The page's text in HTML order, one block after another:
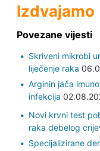
Izdvajamo
Povezane vijesti
Skriveni mikrobi
liječenje raka
Arginin jača
infekcija
Novi krvni test
raka debelog
Specijalizirane